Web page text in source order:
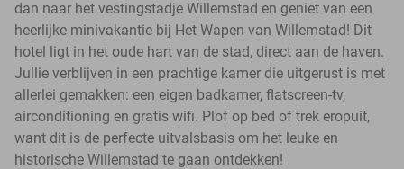
dan naar het vestingstadje Willemstad en geniet van een
heerlijke minivakantie bij Het Wapen van Willemstad! Dit
hotel ligt in het oude hart van de stad, direct aan de haven.
Jullie verblijven in een prachtige kamer die uitgerust is met
allerlei gemakken: een eigen badkamer, flatscreen-tv,
airconditioning en gratis wifi. Plof op bed of trek eropuit,
want dit is de perfecte uitvalsbasis om het leuke en
historische Willemstad te gaan ontdekken!